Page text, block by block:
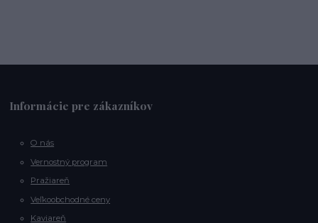
Informácie pre zákazníkov
O nás
Vernostný program
Pražiareň
Veľkoobchodné ceny
Kaviareň